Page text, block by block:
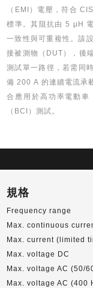
（EMI）電壓，符合
標準。其阻抗由 5 μH
一致性與可重複性。該
接被測物（DUT），後
測試單一路徑，若需同
備 200 A 的連續電流承
合應用於高功率電動
（BCI）測試。
規格
Frequency range
Max. continuous
Max. current (limited
Max. voltage DC
Max. voltage AC (50/
Max. voltage AC (400